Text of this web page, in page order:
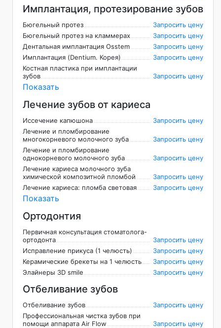
Имплантация, протезирование зубов
Бюгельный протез
Запросить цену
Бюгельный протез на кламмерах
Запросить цену
Дентальная имплантация Osstem
Запросить цену
Имплантация (Dentium. Корея)
Запросить цену
Костная пластика при имплантации
зубов
Запросить цену
Показать
Лечение зубов от кариеса
Иссечение капюшона
Запросить цену
Лечение и пломбирование
многокорневого молочного зуба
Запросить цену
Лечение и пломбирование
однокорневого молочного зуба
Запросить цену
Лечение кариеса молочного зуба
химической композитной пломбой
Запросить цену
Лечение кариеса: пломба световая
Запросить цену
Показать
Ортодонтия
Первичная консультация стоматолога-
ортодонта
Запросить цену
Исправление прикуса (1 челюсть)
Запросить цену
Керамические брекеты на 1 челюсть
Запросить цену
Элайнеры 3D smile
Запросить цену
Отбеливание зубов
Отбеливание зубов
Запросить цену
Профессиональная чистка зубов при
помощи аппарата Air Flow
Запросить цену